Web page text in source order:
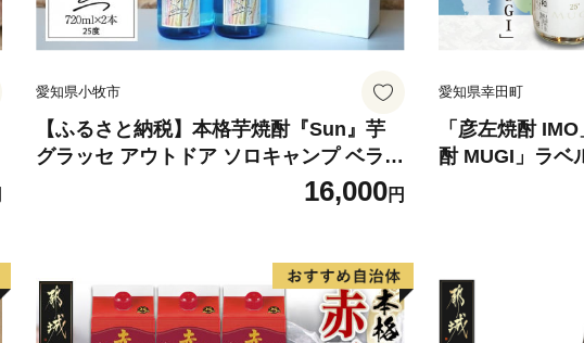
愛知県小牧市
【ふるさと納税】本格芋焼酎『Sun』芋
グラッセ アウトドア ソロキャンプ ベラン
16,000円
愛知県幸田町
「彦左焼酎
酎 MUGI」ラベ
合計2本